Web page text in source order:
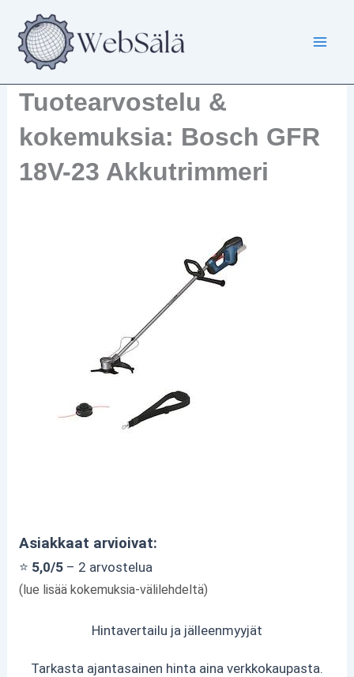
sisältöön
Tuotearvostelu &
kokemuksia: Bosch GFR
18V-23 Akkutrimmeri
Asiakkaat arvioivat:
⭐ 5,0/5 – 2 arvostelua
(lue lisää kokemuksia-välilehdeltä)
Hintavertailu ja jälleenmyyjät
Tarkasta ajantasainen hinta aina verkkokaupasta.